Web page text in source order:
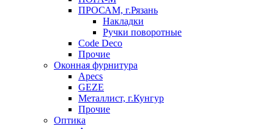
ПРОСАМ, г.Рязань
Накладки
Ручки поворотные
Code Deco
Прочие
Оконная фурнитура
Apecs
GEZE
Металлист, г.Кунгур
Прочие
Оптика